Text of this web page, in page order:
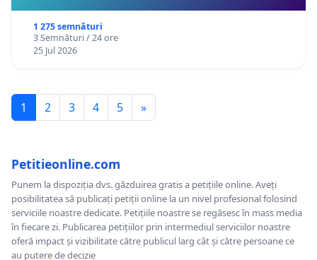
1 275 semnături
3 Semnături / 24 ore
25 Jul 2026
1 2 3 4 5 »
Petitieonline.com
Punem la dispoziția dvs. găzduirea gratis a petițiile online. Aveți
posibilitatea să publicați petiții online la un nivel profesional folosind
serviciile noastre dedicate. Petițiile noastre se regăsesc în mass media
în fiecare zi. Publicarea petițiilor prin intermediul serviciilor noastre
oferă impact și vizibilitate către publicul larg cât și către persoane ce
au putere de decizie